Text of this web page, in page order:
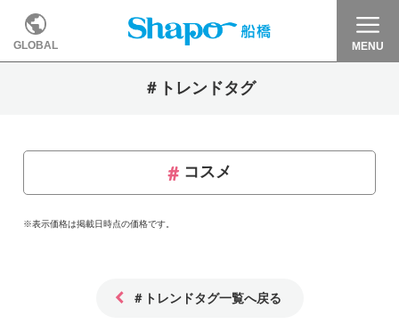
GLOBAL MENU
＃トレンドタグ
コスメ
※表示価格は掲載日時点の価格です。
＃トレンドタグ一覧へ戻る